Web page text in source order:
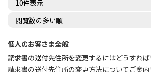
工事・故障情報
お問い合わせ
個人のお客さま全般
請求書の送付先住所を変更するにはどうすれば
請求書の送付先住所の変更方法についてご案内